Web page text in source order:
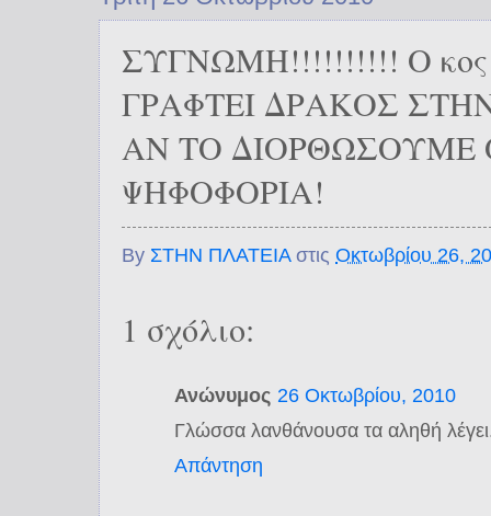
ΣΥΓΝΩΜΗ!!!!!!!!!! Ο κος
ΓΡΑΦΤΕΙ ΔΡΑΚΟΣ
ΑΝ ΤΟ ΔΙΟΡΘΩΣΟΥΜΕ
ΨΗΦΟΦΟΡΙΑ!
By ΣΤΗΝ ΠΛΑΤΕΙΑ στις Οκτωβρίου 26,
1 σχόλιο:
Ανώνυμος 26 Οκτωβρίου, 2010
Γλώσσα λανθάνουσα τα αληθή
Απάντηση